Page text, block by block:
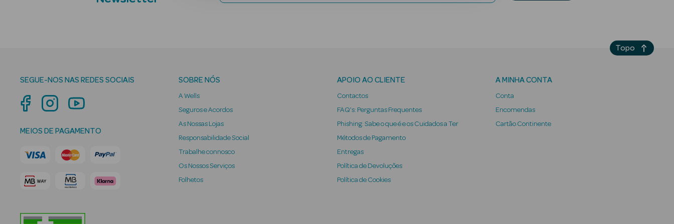
SEGUE-NOS NAS REDES SOCIAIS
MEIOS DE PAGAMENTO
SOBRE NÓS
A Wells
Seguros e Acordos
As Nossas Lojas
Responsabilidade Social
Trabalhe connosco
Os Nossos Serviços
Folhetos
APOIO AO CLIENTE
Contactos
FAQ's: Perguntas Frequentes
Phishing: Sabe o que é e os Cuidados a Ter
Métodos de Pagamento
Entregas
Política de Devoluções
Política de Cookies
A MINHA CONTA
Conta
Encomendas
Cartão Continente
Topo